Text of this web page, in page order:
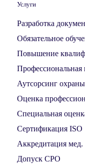
Услуги
Разработка
Обязательное
Повышение
Профессиональная
Аутсорсинг
Оценка
Специальная
Сертификация ISO
Аккредитация мед.
Допуск СРО